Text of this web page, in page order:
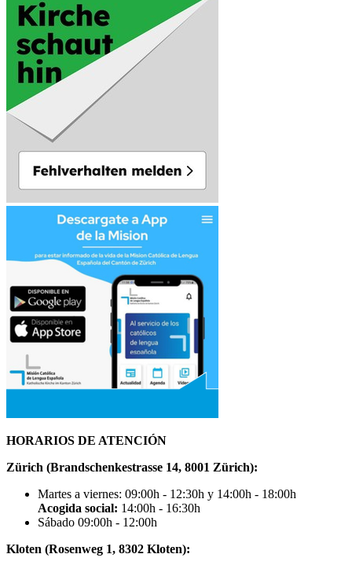
HORARIOS DE ATENCIÓN
Zürich (Brandschenkestrasse 14, 8001 Zürich):
Martes a viernes: 09:00h - 12:30h y 14:00h - 18:00h
Acogida social: 14:00h - 16:30h
Sábado 09:00h - 12:00h
Kloten (Rosenweg 1, 8302 Kloten):